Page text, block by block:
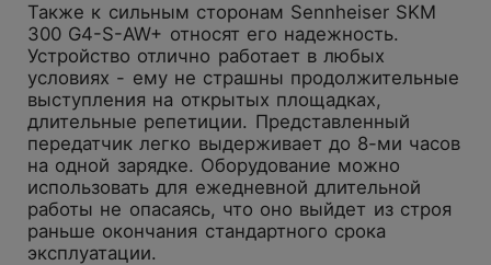
Также к сильным сторонам Sennheiser SKM
300 G4-S-AW+ относят его надежность.
Устройство отлично работает в любых
условиях - ему не страшны продолжительные
выступления на открытых площадках,
длительные репетиции. Представленный
передатчик легко выдерживает до 8-ми часов
на одной зарядке. Оборудование можно
использовать для ежедневной длительной
работы не опасаясь, что оно выйдет из строя
раньше окончания стандартного срока
эксплуатации.